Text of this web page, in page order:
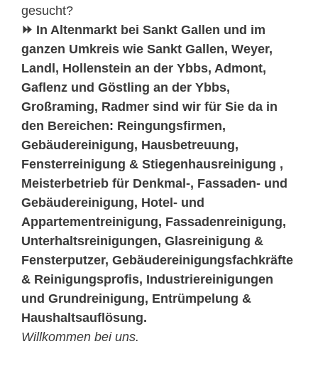
gesucht?
⏩ In Altenmarkt bei Sankt Gallen und im
ganzen Umkreis wie Sankt Gallen, Weyer,
Landl, Hollenstein an der Ybbs, Admont,
Gaflenz und Göstling an der Ybbs,
Großraming, Radmer sind wir für Sie da in
den Bereichen: Reingungsfirmen,
Gebäudereinigung, Hausbetreuung,
Fensterreinigung & Stiegenhausreinigung ,
Meisterbetrieb für Denkmal-, Fassaden- und
Gebäudereinigung, Hotel- und
Appartementreinigung, Fassadenreinigung,
Unterhaltsreinigungen, Glasreinigung &
Fensterputzer, Gebäudereinigungsfachkräfte
& Reinigungsprofis, Industriereinigungen
und Grundreinigung, Entrümpelung &
Haushaltsauflösung.
Willkommen bei uns.